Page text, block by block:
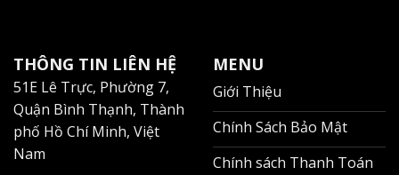
hướng view.
Phương thức thanh toán và điều kiện đặt
cọc
THÔNG TIN LIÊN HỆ
51E Lê Trực, Phường 7,
Quận Bình Thạnh, Thành
phố Hồ Chí Minh, Việt
Nam
MENU
Giới Thiệu
Chính Sách Bảo Mật
Chính sách Thanh Toán